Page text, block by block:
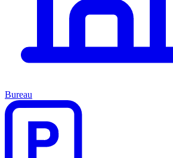
Bureau